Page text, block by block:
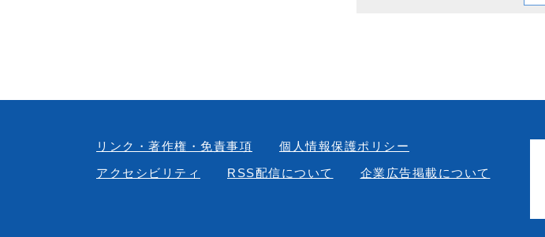
リンク・著作権・免責事項
個人情報保護ポリシー
アクセシビリティ
RSS配信について 企業広告掲載について